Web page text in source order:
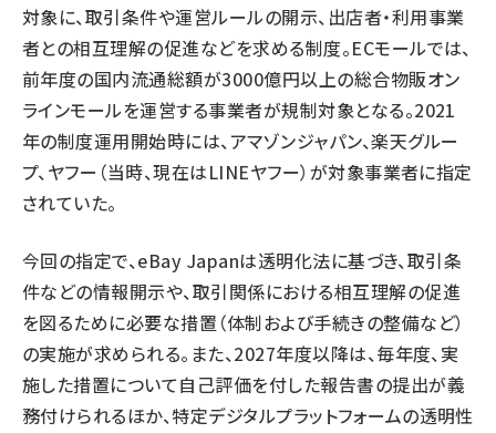
対象に、取引条件や運営ルールの開示、出店者・利用事業
者との相互理解の促進などを求める制度。ECモールでは、
前年度の国内流通総額が3000億円以上の総合物販オン
ラインモールを運営する事業者が規制対象となる。2021
年の制度運用開始時には、アマゾンジャパン、楽天グルー
プ、ヤフー（当時、現在はLINEヤフー）が対象事業者に指定
されていた。
今回の指定で、eBay Japanは透明化法に基づき、取引条
件などの情報開示や、取引関係における相互理解の促進
を図るために必要な措置（体制および手続きの整備など）
の実施が求められる。また、2027年度以降は、毎年度、実
施した措置について自己評価を付した報告書の提出が義
務付けられるほか、特定デジタルプラットフォームの透明性